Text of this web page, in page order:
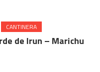
CANTINERA
de Irun – Marichu